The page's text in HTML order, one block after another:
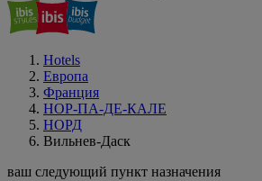
Hotels
Европа
Франция
НОР-ПА-ДЕ-КАЛЕ
НОРД
Вильнев-Даск
ваш следующий пункт назначения